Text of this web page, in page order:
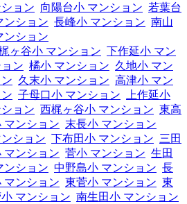
ョン 向陽台小 マンション 若葉台
ンション 長峰小 マンション 南山
ンション
ヶ谷小 マンション 下作延小 マン
ン 橘小 マンション 久地小 マン
久末小 マンション 高津小 マン
子母口小 マンション
上作延小
ョン 西梶ヶ谷小 マンション 東高
マンション 末長小 マンション
ション 下布田小 マンション 三田
マンション 菅小 マンション 生田
ンション 中野島小 マンション 長
マンション 東菅小 マンション 東
マンション 南生田小 マンション